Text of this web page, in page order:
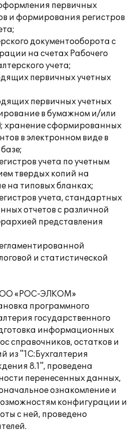
первичных
и формирования регистров
документооборота с
на счетах Рабочего
учета;
первичных учетных
первичных учетных
в бумажном и/или
хранение сформированных
в электронном виде в
учета по учетным
твердых копий на
на типовых бланках;
учета, стандартных
отчетов с различной
представления
и статистической
«РОС-ЭЛКОМ»
программного
государственного
информационных
справочников, остатков и
из "1С:Бухгалтерия
8.1", проведена
перенесенных данных,
ознакомление и
конфигурации и
с ней, проведено